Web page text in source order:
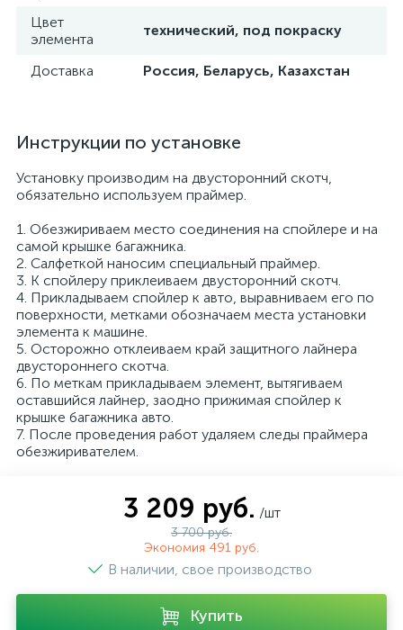
Цвет
элемента
технический, под покраску
Доставка Россия, Беларусь, Казахстан
Инструкции по установке
Установку производим на двусторонний скотч,
обязательно используем праймер.
1. Обезжириваем место соединения на спойлере и на
самой крышке багажника.
2. Салфеткой наносим специальный праймер.
3. К спойлеру приклеиваем двусторонний скотч.
4. Прикладываем спойлер к авто, выравниваем его по
поверхности, метками обозначаем места установки
элемента к машине.
5. Осторожно отклеиваем край защитного лайнера
двустороннего скотча.
6. По меткам прикладываем элемент, вытягиваем
оставшийся лайнер, заодно прижимая спойлер к
крышке багажника авто.
7. После проведения работ удаляем следы праймера
обезжиривателем.
3 209 руб. /шт
3 700 руб.
Экономия 491 руб.
В наличии, свое производство
Купить